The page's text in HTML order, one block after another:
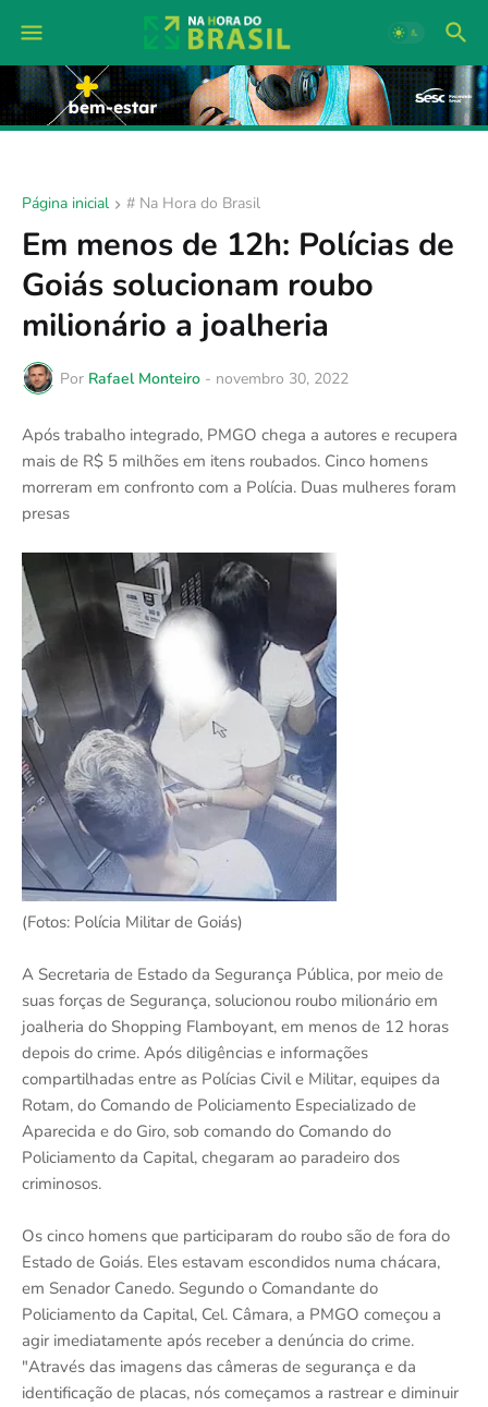
Página inicial # Na Hora do Brasil
Em menos de 12h: Polícias de
Goiás solucionam roubo
milionário a joalheria
Por Rafael Monteiro - novembro 30, 2022
Após trabalho integrado, PMGO chega a autores e recupera
mais de R$ 5 milhões em itens roubados. Cinco homens
morreram em confronto com a Polícia. Duas mulheres foram
presas
(Fotos: Polícia Militar de Goiás)
A Secretaria de Estado da Segurança Pública, por meio de
suas forças de Segurança, solucionou roubo milionário em
joalheria do Shopping Flamboyant, em menos de 12 horas
depois do crime. Após diligências e informações
compartilhadas entre as Polícias Civil e Militar, equipes da
Rotam, do Comando de Policiamento Especializado de
Aparecida e do Giro, sob comando do Comando do
Policiamento da Capital, chegaram ao paradeiro dos
criminosos.
Os cinco homens que participaram do roubo são de fora do
Estado de Goiás. Eles estavam escondidos numa chácara,
em Senador Canedo. Segundo o Comandante do
Policiamento da Capital, Cel. Câmara, a PMGO começou a
agir imediatamente após receber a denúncia do crime.
"Através das imagens das câmeras de segurança e da
identificação de placas, nós começamos a rastrear e diminuir